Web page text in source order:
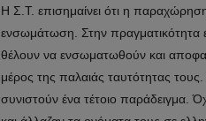
Η Σ.Τ. επισημαίνει ότι η
ενσωμάτωση. Στην πραγματικότητα
θέλουν να ενσωματωθούν και
μέρος της παλαιάς ταυτότητας
συνιστούν ένα τέτοιο παράδειγμα.